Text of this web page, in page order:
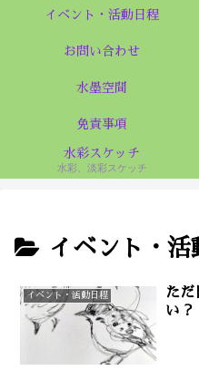
イベント・活動日程
お問い合わせ
水墨空間
免責事項
水彩スケッチ
水彩、淡彩スケッチ
イベント・活
イベント・活動日程
ただ
い？